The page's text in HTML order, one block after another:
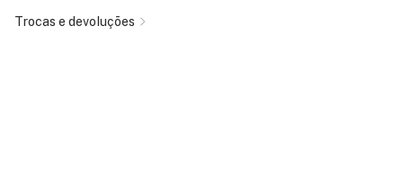
Trocas e devoluções